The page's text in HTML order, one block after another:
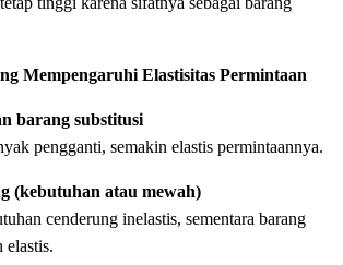
Mempengaruhi Elastisitas Permintaan
barang substitusi
pengganti, semakin elastis permintaannya.
(kebutuhan atau mewah)
cenderung inelastis, sementara barang
elastis.